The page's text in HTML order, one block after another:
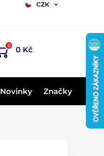
CZK
0 0 Kč
Novinky Značky